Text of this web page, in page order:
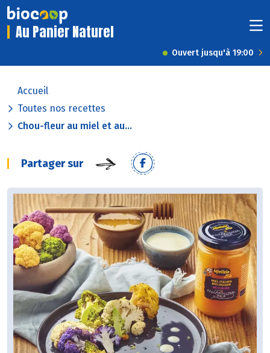
Au Panier Naturel
Ouvert jusqu'à 19:00
Accueil
Toutes nos recettes
Chou-fleur au miel et au...
Partager sur